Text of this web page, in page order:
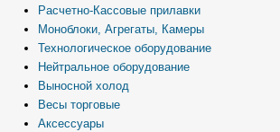
Расчетно-Кассовые прилавки
Моноблоки, Агрегаты, Камеры
Технологическое оборудование
Нейтральное оборудование
Выносной холод
Весы торговые
Аксессуары